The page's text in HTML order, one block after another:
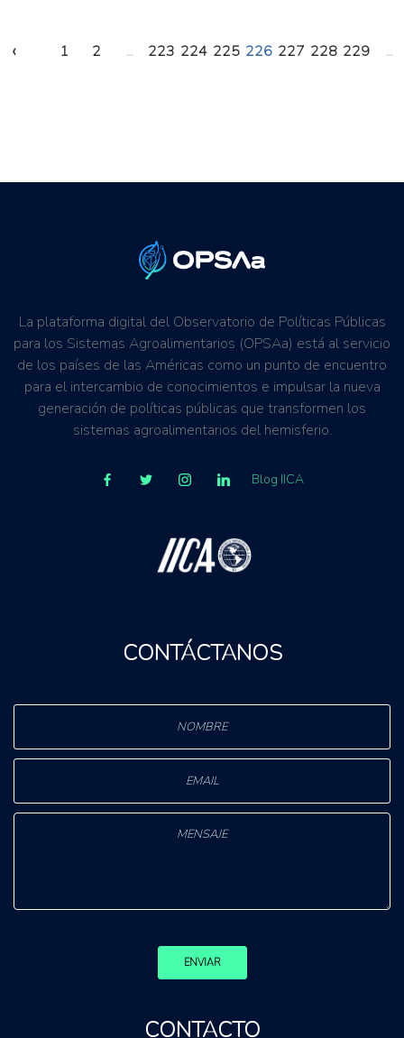
‹ 1 2 ... 223 224 225 226 227 228 229 ...
La plataforma digital del Observatorio de Políticas Públicas
para los Sistemas Agroalimentarios (OPSAa) está al servicio
de los países de las Américas como un punto de encuentro
para el intercambio de conocimientos e impulsar la nueva
generación de políticas públicas que transformen los
sistemas agroalimentarios del hemisferio.
Blog IICA
CONTÁCTANOS
ENVIAR
CONTACTO